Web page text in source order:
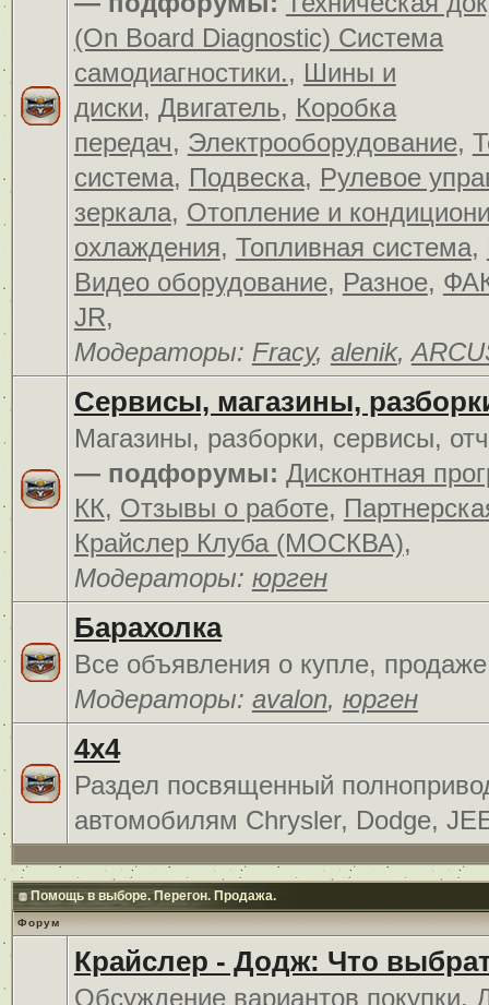
(On Board Diagnostic) Система
самодиагностики., Шины и
диски, Двигатель, Коробка
передач, Электрооборудование,
система, Подвеска, Рулевое
зеркала, Отопление и
охлаждения, Топливная система,
Видео оборудование, Разное,
JR,
Модераторы: Fracy, alenik,
Сервисы, магазины,
Магазины, разборки, сервисы,
— подфорумы: Дисконтная
КК, Отзывы о работе,
Крайслер Клуба (МОСКВА),
Модераторы: юрген
Барахолка
Все объявления о купле,
Модераторы: avalon, юрген
4x4
Раздел посвященный
автомобилям Chrysler, Dodge,
Помощь в выборе. Перегон. Продажа.
Форум
Крайслер - Додж: Что
Обсуждение вариантов покупки.